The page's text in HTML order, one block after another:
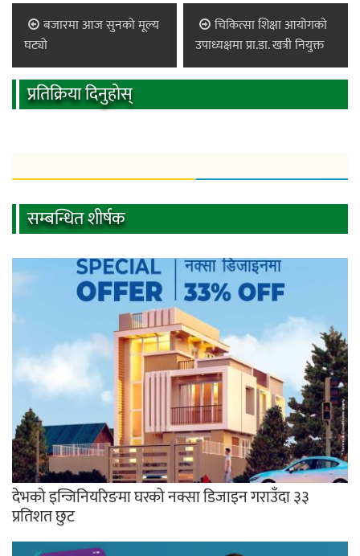
बजारमा आज सुनको मूल्य
घट्यो
चिकित्सा शिक्षा आयोगको
उपाध्यक्षमा प्रा.डा. खत्री नियुक्त
प्रतिक्रिया दिनुहोस्
सम्बन्धित शीर्षक
देभको इन्जिनियरिङमा घरको नक्सा डिजाइन गराउँदा ३३
प्रतिशत छुट